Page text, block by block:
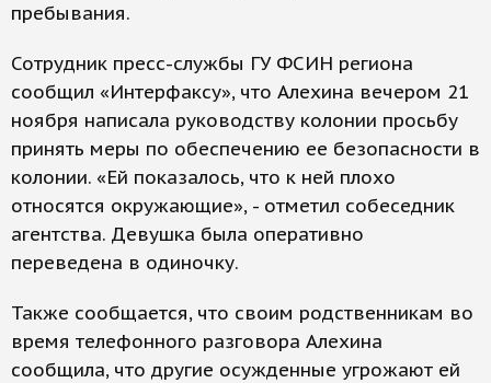
пребывания.
Сотрудник пресс-службы ГУ ФСИН региона
сообщил «Интерфаксу», что Алехина вечером 21
ноября написала руководству колонии просьбу
принять меры по обеспечению ее безопасности в
колонии. «Ей показалось, что к ней плохо
относятся окружающие», - отметил собеседник
агентства. Девушка была оперативно
переведена в одиночку.
Также сообщается, что своим родственникам во
время телефонного разговора Алехина
сообщила, что другие осужденные угрожают ей